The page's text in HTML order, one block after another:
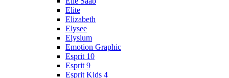
Elite
Elizabeth
Elysee
Elysium
Emotion Graphic
Esprit 10
Esprit 9
Esprit Kids 4